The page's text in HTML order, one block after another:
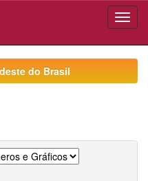
do Brasil